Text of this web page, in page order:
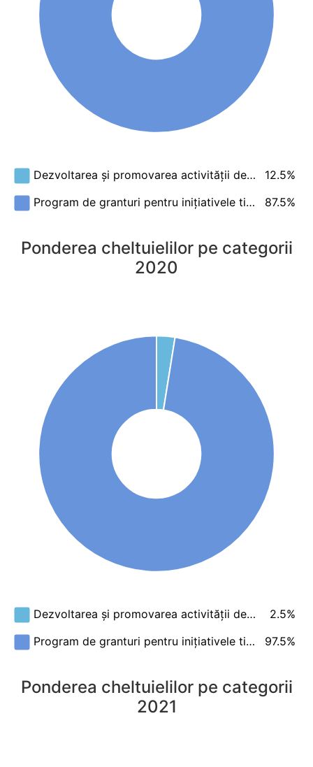
Dezvoltarea și promovarea activității de…
12.5%
Program de granturi pentru inițiativele ti…
87.5%
Ponderea cheltuielilor pe categorii
2020
Dezvoltarea și promovarea activității de…
2.5%
Program de granturi pentru inițiativele ti…
97.5%
Ponderea cheltuielilor pe categorii
2021